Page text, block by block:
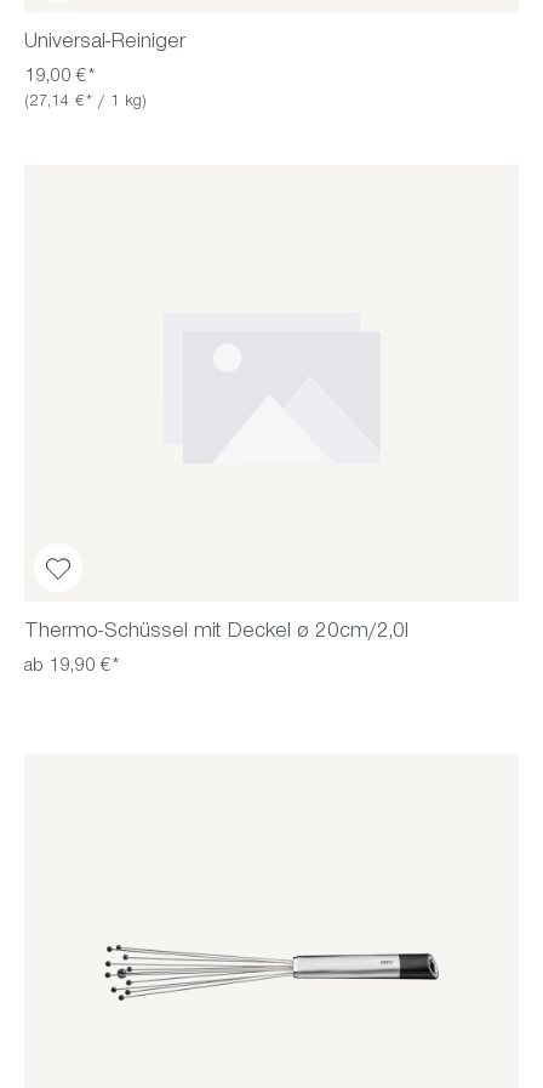
Universal-Reiniger
19,00 €*
(27,14 €* / 1 kg)
Thermo-Schüssel mit Deckel ø 20cm/2,0l
ab 19,90 €*